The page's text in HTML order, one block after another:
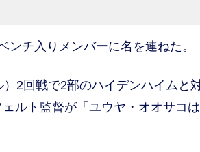
チ入りメンバーに名を連ねた。
2回戦で2部のハイデンハイムと
ルト監督が「ユウヤ・オオサコ